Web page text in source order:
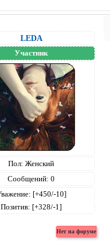
LEDA
Участник
Пол: Женский
Сообщений: 0
[+450/-10]
Позитив: [+328/-1]